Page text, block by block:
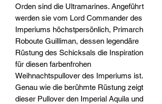
Orden sind die Ultramarines. Angeführt
werden sie vom Lord Commander des
Imperiums höchstpersönlich, Primarch
Roboute Guilliman, dessen legendäre
Rüstung des Schicksals die Inspiration
für diesen farbenfrohen
Weihnachtspullover des Imperiums ist.
Genau wie die berühmte Rüstung zeigt
dieser Pullover den Imperial Aquila und